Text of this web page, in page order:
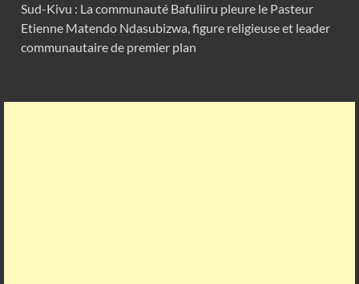
Sud-Kivu : La communauté Bafuliiru pleure le Pasteur
Etienne Matendo Ndasubizwa, figure religieuse et leader
communautaire de premier plan